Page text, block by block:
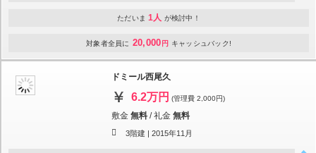
ただいま 1人 が検討中！
対象者全員に 20,000 円 キャッシュバック!
ドミール西尾久
6.2万円 (管理費 2,000円)
敷金 無料 /礼金 無料
3階建 | 2015年11月